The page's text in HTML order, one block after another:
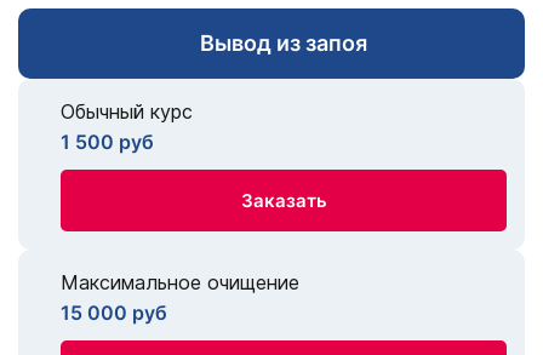
Вывод из запоя
Обычный курс
1 500 руб
Заказать
Максимальное очищение
15 000 руб